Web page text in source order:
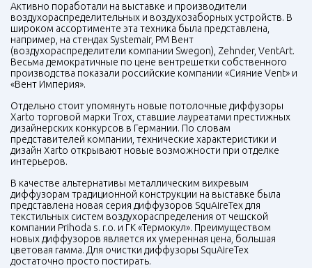
Активно поработали на выставке и производители
воздухораспределительных и воздухозаборных устройств. В
широком ассортименте эта техника была представлена,
например, на стендах Systemair, РМ Вент
(воздухораспределители компании Swegon), Zehnder, VentArt.
Весьма демократичные по цене вентрешетки собственного
производства показали российские компании «Сияние Vent» и
«Вент Империя».
Отдельно стоит упомянуть новые потолочные диффузоры
Xarto торговой марки Trox, ставшие лауреатами престижных
дизайнерских конкурсов в Германии. По словам
представителей компании, технические характеристики и
дизайн Xarto открывают новые возможности при отделке
интерьеров.
В качестве альтернативы металлическим вихревым
диффузорам традиционной конструкции на выставке была
представлена новая серия диффузоров SquAireTex для
текстильных систем воздухораспределения от чешской
компании Prihoda s. r.o. и ГК «Термокул». Преимуществом
новых диффузоров является их умеренная цена, большая
цветовая гамма. Для очистки диффузоры SquAireTex
достаточно просто постирать.